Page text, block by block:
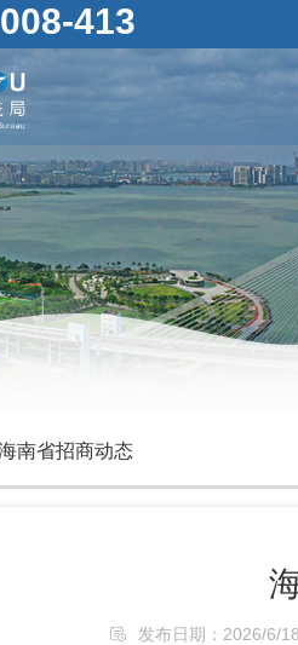
413
南省招商动态
发布日期：2026/6/